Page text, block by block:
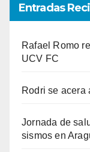
Entradas
Rafael Romo
UCV FC
Rodri se acera
Jornada de
sismos en